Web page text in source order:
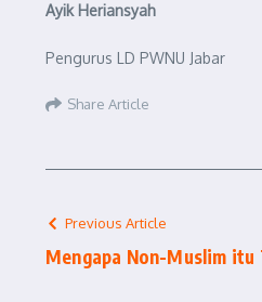
Ayik Heriansyah
Pengurus LD PWNU Jabar
Share Article
Previous Article
Mengapa Non-Muslim itu